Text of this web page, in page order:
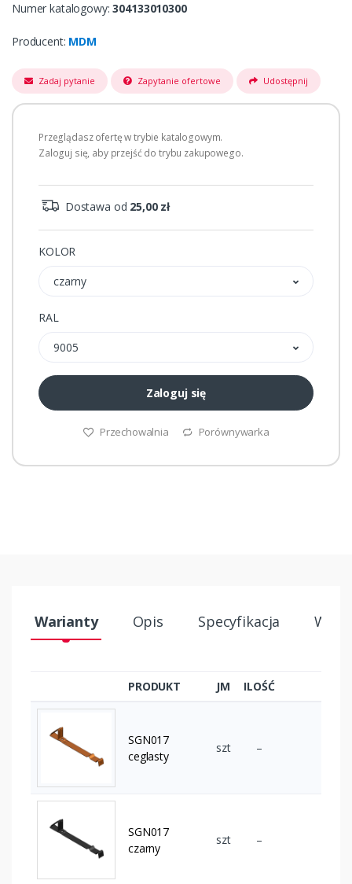
Numer katalogowy:304133010300
Producent: MDM
Zadaj pytanie Zapytanie ofertowe Udostępnij
Przeglądasz ofertę w trybie katalogowym.
Zaloguj się, aby przejść do trybu zakupowego.
Dostawa od 25,00 zł
KOLOR
czarny
RAL
9005
Zaloguj się
Przechowalnia Porównywarka
Warianty Opis Specyfikacja
PRODUKT JM ILOŚĆ
SGN017
ceglasty
szt –
SGN017
czarny
szt –